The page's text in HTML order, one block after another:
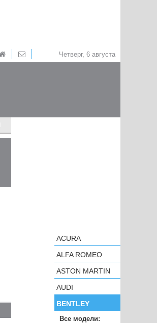
Четверг, 6 августа
ACURA
ALFA ROMEO
ASTON MARTIN
AUDI
BENTLEY
Все модели: